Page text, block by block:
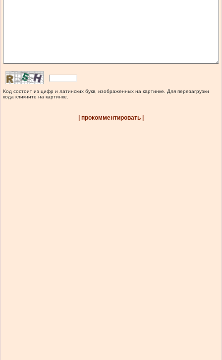
Код состоит из цифр и латинских букв, изображенных на картинке. Для перезагрузки
кода кликните на картинке.
| прокомментировать |